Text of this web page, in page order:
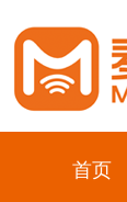
首页